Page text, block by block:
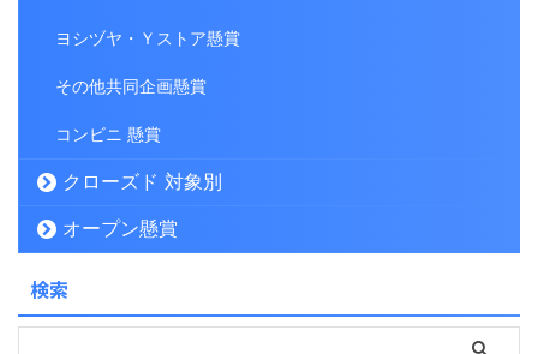
ヨシヅヤ・Ｙストア懸賞
その他共同企画懸賞
コンビニ 懸賞
クローズド 対象別
オープン懸賞
検索